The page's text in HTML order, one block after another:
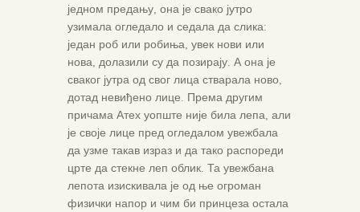
једном предању, она је свако јутро
узимала огледало и седала да слика:
један роб или робиња, увек нови или
нова, долазили су да позирају. А она је
сваког јутра од свог лица стварала ново,
дотад невиђено лице. Према другим
причама Атех уопште није била лепа, али
је своје лице пред огледалом увежбала
да узме такав израз и да тако распореди
црте да стекне леп облик. Та увежбана
лепота изискивала је од ње огроман
физички напор и чим би принцеза остала